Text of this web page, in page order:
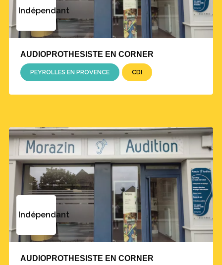
Indépendant
AUDIOPROTHESISTE EN CORNER
PEYROLLES EN PROVENCE CDI
Indépendant
AUDIOPROTHESISTE EN CORNER